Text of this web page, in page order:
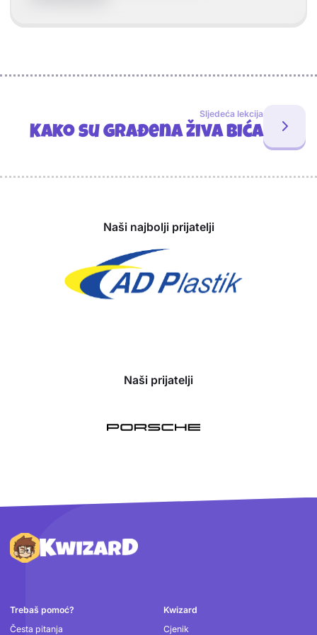
Sljedeća lekcija
Kako su građena živa bića
Naši najbolji prijatelji
Naši prijatelji
Podnožje
Trebaš pomoć?
Česta pitanja
Kwizard
Cjenik